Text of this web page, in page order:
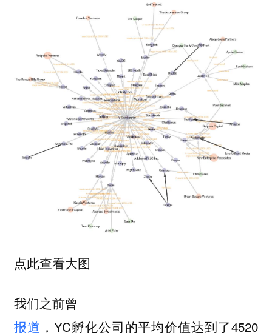
点此查看大图
我们之前曾
报道 ，YC孵化公司的平均价值达到了4520